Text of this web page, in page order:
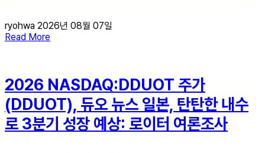
ryohwa 2026년 08월 07일
Read More
2026 NASDAQ:DDUOT 주가
(DDUOT), 듀오 뉴스 일본, 탄탄한 내수
로 3분기 성장 예상: 로이터 여론조사